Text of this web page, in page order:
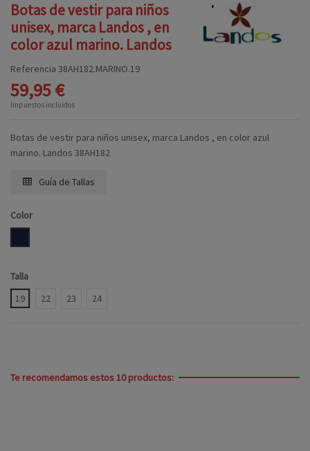
Botas de vestir para niños
unisex, marca Landos , en
color azul marino. Landos
Referencia 38AH182.MARINO.19
59,95 €
Impuestos incluidos
Botas de vestir para niños unisex, marca Landos , en color azul
marino. Landos 38AH182
Guía de Tallas
Color
Talla
19
22 23 24
Te recomendamos estos 10 productos: